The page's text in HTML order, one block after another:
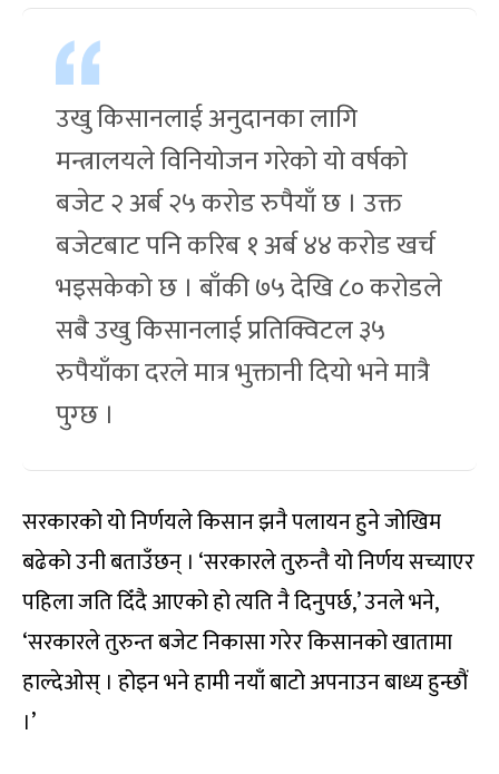
उखु किसानलाई अनुदानका लागि
मन्त्रालयले विनियोजन गरेको यो वर्षको
बजेट २ अर्ब २५ करोड रुपैयाँ छ । उक्त
बजेटबाट पनि करिब १ अर्ब ४४ कराेड खर्च
भइसकेको छ । बाँकी ७५ देखि ८० करोडले
सबै उखु किसानलाई प्रतिक्विटल ३५
रुपैयाँका दरले मात्र भुक्तानी दियो भने मात्रै
पुग्छ ।
सरकारको यो निर्णयले किसान झनै पलायन हुने जोखिम
बढेको उनी बताउँछन् । ‘सरकारले तुरुन्तै यो निर्णय सच्याएर
पहिला जति दिँदै आएको हो त्यति नै दिनुपर्छ,’ उनले भने,
‘सरकारले तुरुन्त बजेट निकासा गरेर किसानको खातामा
हाल्देओस् । होइन भने हामी नयाँ बाटो अपनाउन बाध्य हुन्छौं
।’